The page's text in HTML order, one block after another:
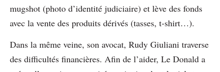
mugshot (photo d’identité judiciaire) et lève des fonds
avec la vente des produits dérivés (tasses, t-shirt…).
Dans la même veine, son avocat, Rudy Giuliani traverse
des difficultés financières. Afin de l’aider, Le Donald a